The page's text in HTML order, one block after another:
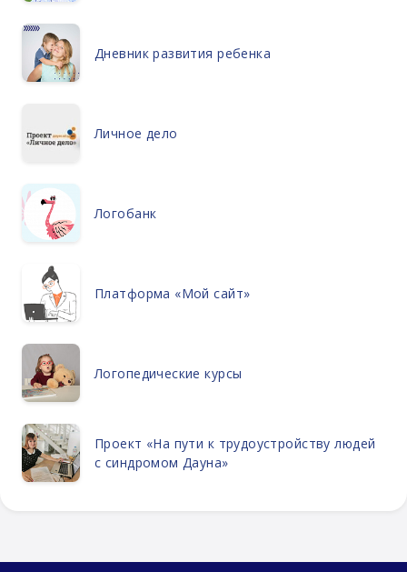
Дневник развития ребенка
Личное дело
Логобанк
Платформа «Мой сайт»
Логопедические курсы
Проект «На пути к трудоустройству людей
с синдромом Дауна»